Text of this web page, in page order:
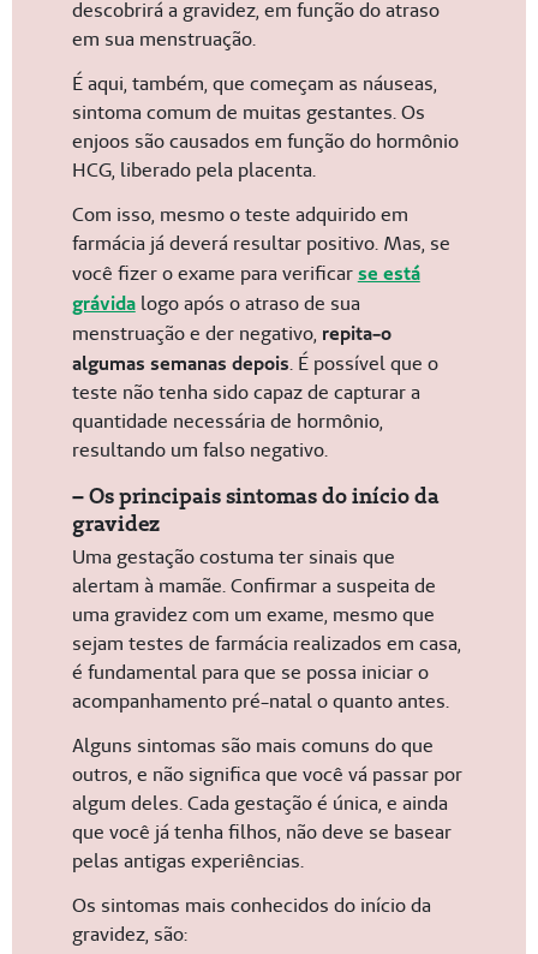
descobrirá a gravidez, em função do atraso
em sua menstruação.
É aqui, também, que começam as náuseas,
sintoma comum de muitas gestantes. Os
enjoos são causados em função do hormônio
HCG, liberado pela placenta.
Com isso, mesmo o teste adquirido em
farmácia já deverá resultar positivo. Mas, se
você fizer o exame para verificar se está
grávidalogo após o atraso de sua
menstruação e der negativo, repita-o
algumas semanas depois. É possível que o
teste não tenha sido capaz de capturar a
quantidade necessária de hormônio,
resultando um falso negativo.
– Os principais sintomas do início da
gravidez
Uma gestação costuma ter sinais que
alertam à mamãe. Confirmar a suspeita de
uma gravidez com um exame, mesmo que
sejam testes de farmácia realizados em casa,
é fundamental para que se possa iniciar o
acompanhamento pré-natal o quanto antes.
Alguns sintomas são mais comuns do que
outros, e não significa que você vá passar por
algum deles. Cada gestação é única, e ainda
que você já tenha filhos, não deve se basear
pelas antigas experiências.
Os sintomas mais conhecidos do início da
gravidez, são: